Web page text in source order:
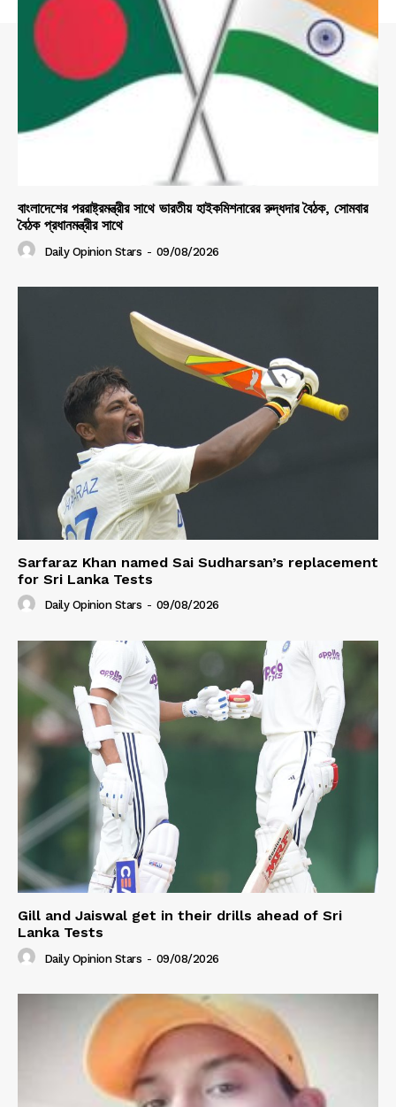
বাংলাদেশের পররাষ্ট্রমন্ত্রীর সাথে ভারতীয় হাইকমিশনারের রুদ্ধদার বৈঠক, সোমবার
বৈঠক প্রধানমন্ত্রীর সাথে
Daily Opinion Stars - 09/08/2026
Sarfaraz Khan named Sai Sudharsan’s replacement
for Sri Lanka Tests
Daily Opinion Stars - 09/08/2026
Gill and Jaiswal get in their drills ahead of Sri
Lanka Tests
Daily Opinion Stars - 09/08/2026